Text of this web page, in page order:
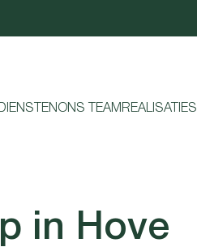
DIENSTEN ONS TEAM REALISATIES
in Hove